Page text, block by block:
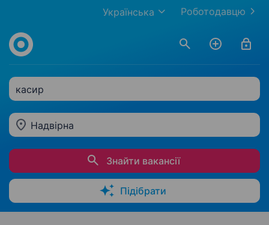
Роботодавцю
Українська
касир
Надвірна
Знайти вакансії
Підібрати